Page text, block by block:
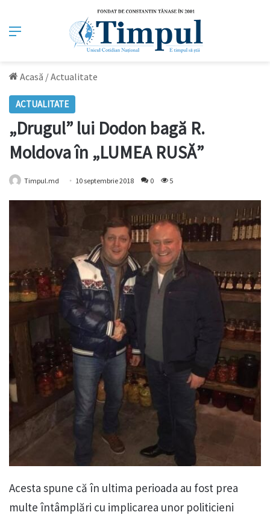
Meniu
Acasă /Actualitate
ACTUALITATE
„Drugul” lui Dodon bagă R.
Moldova în „LUMEA RUSĂ”
Timpul.md 10 septembrie 2018 0 5
Acesta spune că în ultima perioada au fost prea
multe întâmplări cu implicarea unor politicieni